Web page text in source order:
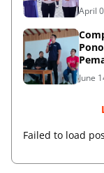
April
June
Failed to load